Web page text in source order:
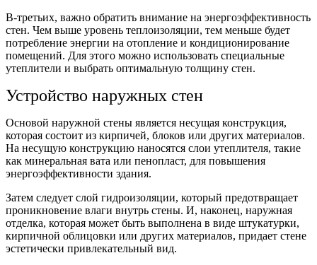
В-третьих, важно обратить внимание на энергоэффективность
стен. Чем выше уровень теплоизоляции, тем меньше будет
потребление энергии на отопление и кондиционирование
помещений. Для этого можно использовать специальные
утеплители и выбрать оптимальную толщину стен.
Устройство наружных стен
Основой наружной стены является несущая конструкция,
которая состоит из кирпичей, блоков или других материалов.
На несущую конструкцию наносятся слои утеплителя, такие
как минеральная вата или пенопласт, для повышения
энергоэффективности здания.
Затем следует слой гидроизоляции, который предотвращает
проникновение влаги внутрь стены. И, наконец, наружная
отделка, которая может быть выполнена в виде штукатурки,
кирпичной облицовки или других материалов, придает стене
эстетически привлекательный вид.